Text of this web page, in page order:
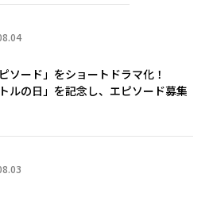
ソード」をショートドラマ化！
ルの日」を記念し、エピソード募集